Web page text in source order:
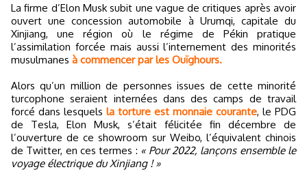
La firme d’Elon Musk subit une vague de critiques après avoir
ouvert une concession automobile à Urumqi, capitale du
Xinjiang, une région où le régime de Pékin pratique
l’assimilation forcée mais aussi l’internement des minorités
musulmanes à commencer par les Ouïghours.
Alors qu’un million de personnes issues de cette minorité
turcophone seraient internées dans des camps de travail
forcé dans lesquels la torture est monnaie courante, le PDG
de Tesla, Elon Musk, s’était félicitée fin décembre de
l’ouverture de ce showroom sur Weibo, l’équivalent chinois
de Twitter, en ces termes : « Pour 2022, lançons ensemble le
voyage électrique du Xinjiang ! »